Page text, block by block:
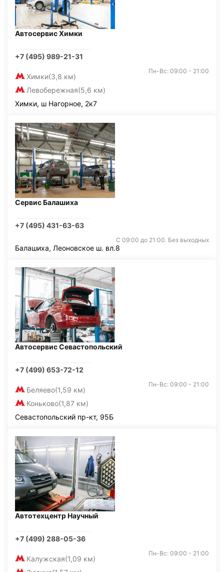
Автосервис Химки
+7 (495) 989-21-31
Химки(3,8 км)
Левобережная(5,6 км)
Пн-Вс: 09:00 - 21:00
Химки, ш Нагорное, 2к7
Сервис Балашиха
+7 (495) 431-63-63
С 09:00 до 21:00. Без выходных
Балашиха, Леоновское ш. вл.8
Автосервис Севастопольский
+7 (499) 653-72-12
Беляево(1,59 км)
Коньково(1,87 км)
Пн-Вс: 09:00 - 21:00
Севастопольский пр-кт, 95Б
Автотехцентр Научный
+7 (499) 288-05-36
Калужская(1,09 км)
Пн-Вс: 09:00 - 21:00